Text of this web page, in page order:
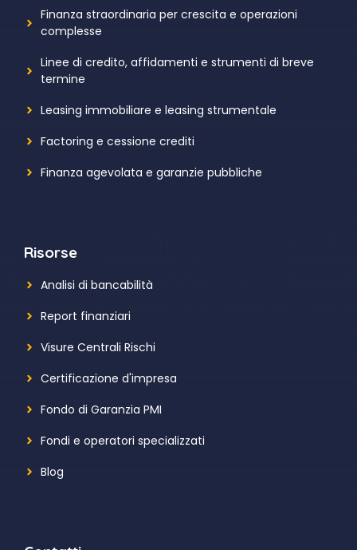
Finanza straordinaria per crescita e operazioni
complesse
Linee di credito, affidamenti e strumenti di breve
termine
Leasing immobiliare e leasing strumentale
Factoring e cessione crediti
Finanza agevolata e garanzie pubbliche
Risorse
Analisi di bancabilità
Report finanziari
Visure Centrali Rischi
Certificazione d'impresa
Fondo di Garanzia PMI
Fondi e operatori specializzati
Blog